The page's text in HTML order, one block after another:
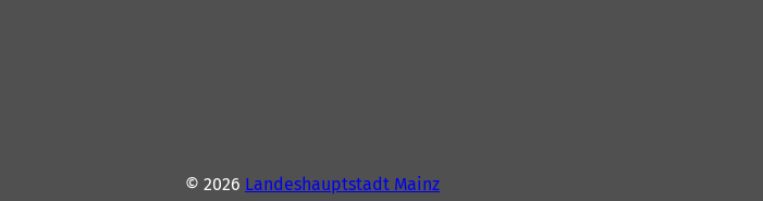
© 2026 Landeshauptstadt Mainz